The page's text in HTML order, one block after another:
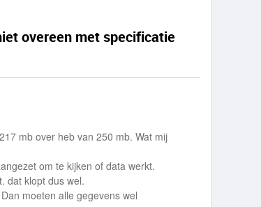
overeen met specificatie
mb over heb van 250 mb. Wat mij
om te kijken of data werkt.
dat klopt dus wel.
moeten alle gegevens wel